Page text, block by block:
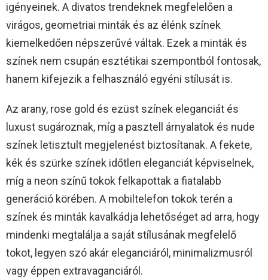
igényeinek. A divatos trendeknek megfelelően a
virágos, geometriai minták és az élénk színek
kiemelkedően népszerűvé váltak. Ezek a minták és
színek nem csupán esztétikai szempontból fontosak,
hanem kifejezik a felhasználó egyéni stílusát is.
Az arany, rose gold és ezüst színek eleganciát és
luxust sugároznak, míg a pasztell árnyalatok és nude
színek letisztult megjelenést biztosítanak. A fekete,
kék és szürke színek időtlen eleganciát képviselnek,
míg a neon színű tokok felkapottak a fiatalabb
generáció körében. A mobiltelefon tokok terén a
színek és minták kavalkádja lehetőséget ad arra, hogy
mindenki megtalálja a saját stílusának megfelelő
tokot, legyen szó akár eleganciáról, minimalizmusról
vagy éppen extravaganciáról.